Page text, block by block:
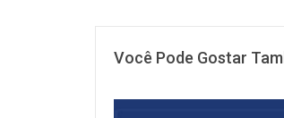
Você Pode Gostar